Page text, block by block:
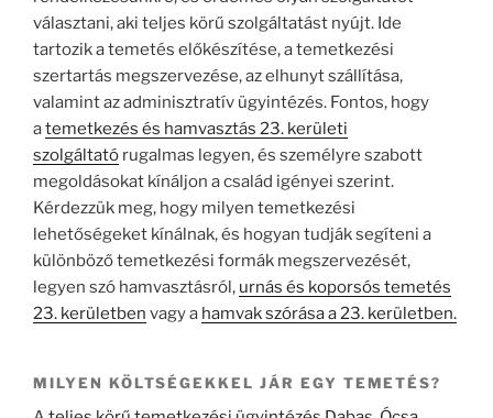
választani, aki teljes körű szolgáltatást nyújt. Ide
tartozik a temetés előkészítése, a temetkezési
szertartás megszervezése, az elhunyt szállítása,
valamint az adminisztratív ügyintézés. Fontos, hogy
atemetkezés és hamvasztás 23. kerületi
szolgáltató rugalmas legyen, és személyre szabott
megoldásokat kínáljon a család igényei szerint.
Kérdezzük meg, hogy milyen temetkezési
lehetőségeket kínálnak, és hogyan tudják segíteni a
különböző temetkezési formák megszervezését,
legyen szó hamvasztásról, urnás és koporsós temetés
23. kerületben vagy a hamvak szórása a 23. kerületben.
MILYEN KÖLTSÉGEKKEL JÁR EGY TEMETÉS?